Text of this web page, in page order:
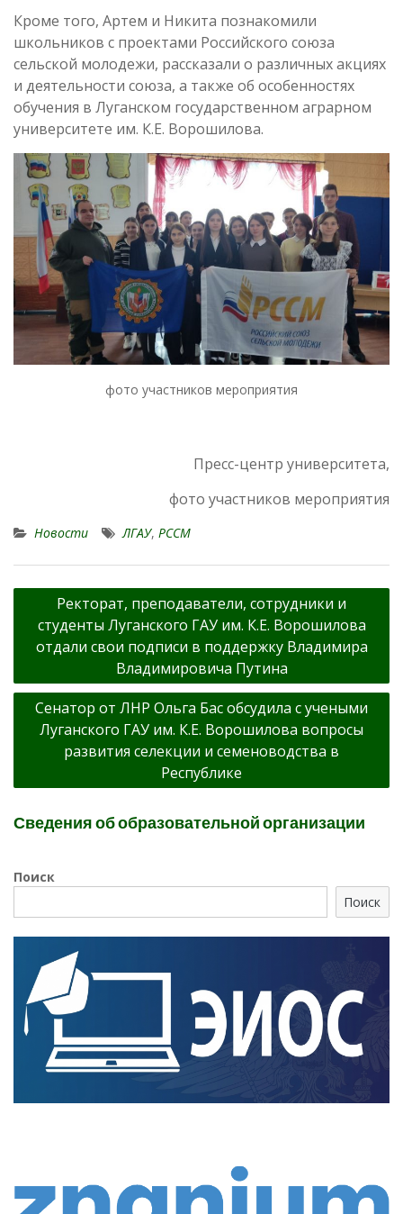
Кроме того, Артем и Никита познакомили
школьников с проектами Российского союза
сельской молодежи, рассказали о различных акциях
и деятельности союза, а также об особенностях
обучения в Луганском государственном аграрном
университете им. К.Е. Ворошилова.
фото участников мероприятия
Пресс-центр университета,
фото участников мероприятия
Новости ЛГАУ, РССМ
Навигация
записям
Ректорат, преподаватели, сотрудники и
студенты Луганского ГАУ им. К.Е. Ворошилова
отдали свои подписи в поддержку Владимира
Владимировича Путина
Сенатор от ЛНР Ольга Бас обсудила с учеными
Луганского ГАУ им. К.Е. Ворошилова вопросы
развития селекции и семеноводства в
Республике
Сведения об образовательной организации
Поиск
Поиск